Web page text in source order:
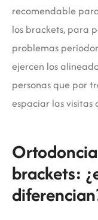
recomendable
los brackets, para
problemas
ejercen los
personas que por
espaciar las visitas
brackets: